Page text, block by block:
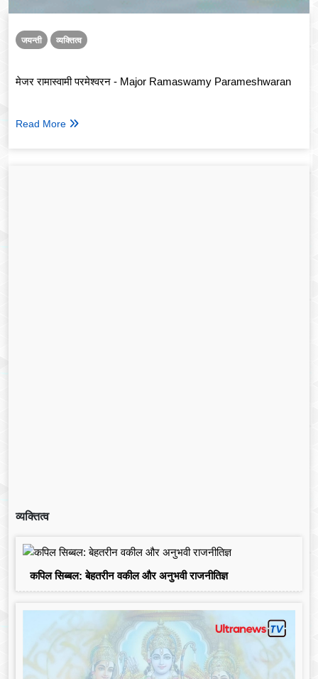
जयन्ती व्यक्तित्व
मेजर रामास्वामी परमेश्वरन - Major Ramaswamy Parameshwaran
Read More
व्यक्तित्व
कपिल सिब्बल: बेहतरीन वकील और अनुभवी राजनीतिज्ञ